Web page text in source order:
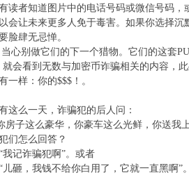
读者知道图片中的电话号码或微信号码
会让未来更多人免于毒害。如果你选择
脸肆无忌惮。
当心别做它们的下一个猎物。它们的这套
就会看到无数与加密币诈骗相关的内容，
一样：你的$$$！ 。
这么一天，诈骗犯的后人问：
房子这么豪华，你豪车这么光鲜，你送我
们怎么回答？
我记诈骗犯啊”。或者
儿砸，我钱不给你白用了，它就一直黑啊”。